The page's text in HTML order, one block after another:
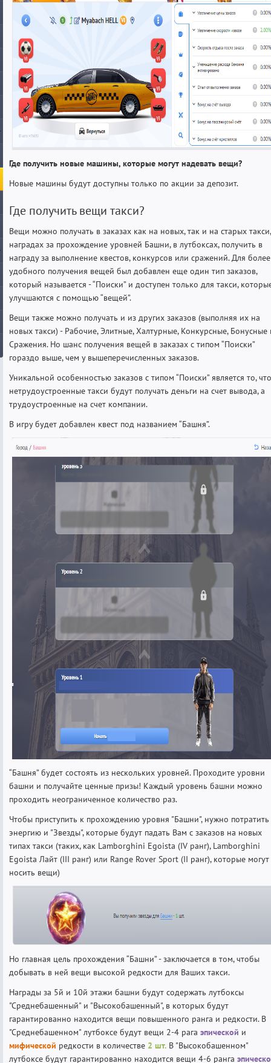
Где получить новые машины, которые могут надевать вещи?
Новые машины будут доступны только по акции за депозит.
Где получить вещи такси?
Вещи можно получать в заказах как на новых, так и на старых
наградах за прохождение уровней Башни, в лутбоксах, получить в
награду за выполнение квестов, конкурсов или сражений. Для более
удобного получения вещей был добавлен еще один тип заказов,
который называется - “Поиски” и доступен только для такси,
улучшаются с помощью “вещей”.
Вещи также можно получать и из других заказов (выполняя их на
новых такси) - Рабочие, Элитные, Халтурные, Конкурсные, Бонусные
Сражения. Но шанс получения вещей в заказах с типом “Поиски”
гораздо выше, чем у вышеперечисленных заказов.
Уникальной особенностью заказов с типом “Поиски” является то, что
нетрудоустроенные такси будут получать деньги на счет вывода, а
трудоустроенные на счет компании.
В игру будет добавлен квест под названием “Башня”.
“Башня” будет состоять из нескольких уровней. Проходите уровни
башни и получайте ценные призы! Каждый уровень башни можно
проходить неограниченное количество раз.
Чтобы приступить к прохождению уровня "Башни", нужно потратить
энергию и "Звезды", которые будут падать Вам с заказов на новых
типах такси (таких, как Lamborghini Egoista (IV ранг), Lamborghini
Egoista Лайт (III ранг) или Range Rover Sport (II ранг), которые могут
носить вещи)
Но главная цель прохождения “Башни” - заключается в том, чтобы
добывать в ней вещи высокой редкости для Ваших такси.
Награды за 5й и 10й этажи башни будут содержать лутбоксы
"Среднебашенный" и "Высокобашенный", в которых будут
гарантированно находится вещи повышенного ранга и редкости. В
"Среднебашенном" лутбоксе будут вещи 2-4 рага эпической и
мифической редкости в количестве 2 шт. В "Высокобашенном"
лутбоксе будут гарантированно находится вещи 4-6 ранга